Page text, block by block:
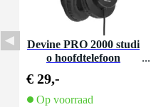
Devine PRO 2000 studi
o hoofdtelefoon
€ 29,-
Op voorraad